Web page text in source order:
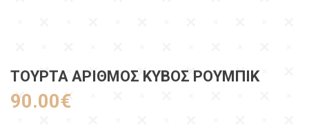
ΤΟΥΡΤΑ ΑΡΙΘΜΟΣ ΚΥΒΟΣ ΡΟΥΜΠΙΚ
90.00€